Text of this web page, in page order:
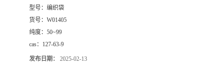
型号： 编织袋
货号： W01405
纯度： 50~99
cas： 127-63-9
发布日期： 2025-02-13